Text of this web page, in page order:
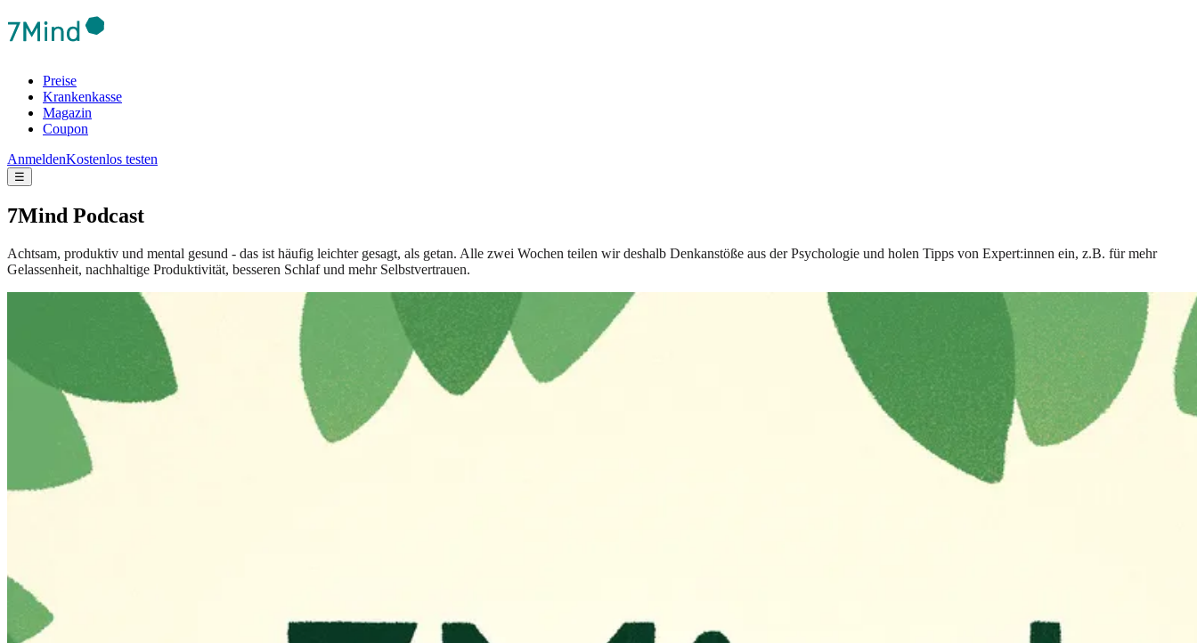
Preise
Krankenkasse
Magazin
Coupon
AnmeldenKostenlos testen
☰
7Mind Podcast
Achtsam, produktiv und mental gesund - das ist häufig leichter gesagt, als getan. Alle zwei Wochen teilen wir deshalb Denkanstöße aus der Psychologie und holen Tipps von Expert:innen ein, z.B. für mehr
Gelassenheit, nachhaltige Produktivität, besseren Schlaf und mehr Selbstvertrauen.